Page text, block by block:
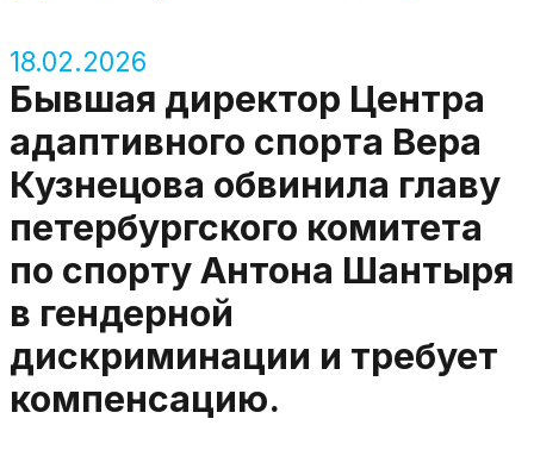
18.02.2026
Бывшая директор Центра
адаптивного спорта Вера
Кузнецова обвинила главу
петербургского комитета
по спорту Антона Шантыря
в гендерной
дискриминации и требует
компенсацию.